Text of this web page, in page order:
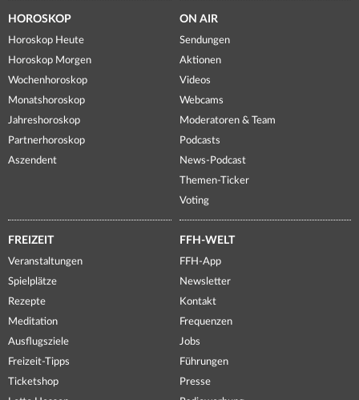
HOROSKOP
Horoskop Heute
Horoskop Morgen
Wochenhoroskop
Monatshoroskop
Jahreshoroskop
Partnerhoroskop
Aszendent
ON AIR
Sendungen
Aktionen
Videos
Webcams
Moderatoren & Team
Podcasts
News-Podcast
Themen-Ticker
Voting
FREIZEIT
Veranstaltungen
Spielplätze
Rezepte
Meditation
Ausflugsziele
Freizeit-Tipps
Ticketshop
FFH-WELT
FFH-App
Newsletter
Kontakt
Frequenzen
Jobs
Führungen
Presse